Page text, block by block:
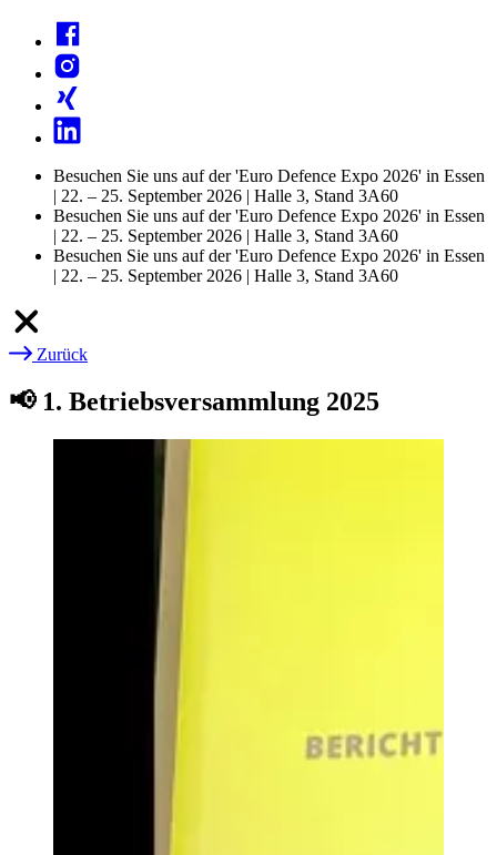
Besuchen Sie uns auf der 'Euro Defence Expo 2026' in Essen
| 22. – 25. September 2026 | Halle 3, Stand 3A60
Besuchen Sie uns auf der 'Euro Defence Expo 2026' in Essen
| 22. – 25. September 2026 | Halle 3, Stand 3A60
Besuchen Sie uns auf der 'Euro Defence Expo 2026' in Essen
| 22. – 25. September 2026 | Halle 3, Stand 3A60
Zurück
📢 1. Betriebsversammlung 2025